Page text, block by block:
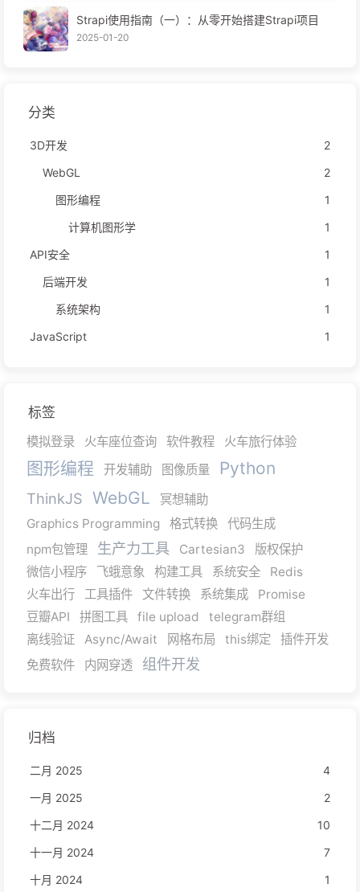
Strapi使用指南（一）：从零开始搭建Strapi项目
2025-01-20
分类
3D开发
2
WebGL
2
图形编程
1
计算机图形学
1
API安全
1
后端开发
1
系统架构
1
JavaScript
1
标签
模拟登录 火车座位查询 软件教程 火车旅行体验
图形编程 开发辅助 图像质量 Python
ThinkJS WebGL
冥想辅助
Graphics Programming
格式转换
代码生成
npm包管理
生产力工具 Cartesian3
版权保护
微信小程序
飞蛾意象 构建工具 系统安全
Redis
火车出行
工具插件 文件转换 系统集成
Promise
豆瓣API
拼图工具 file upload
telegram群组
离线验证
Async/Await 网格布局 this绑定
插件开发
免费软件
内网穿透 组件开发
归档
二月 2025
4
一月 2025
2
十二月 2024
10
十一月 2024
7
十月 2024
1